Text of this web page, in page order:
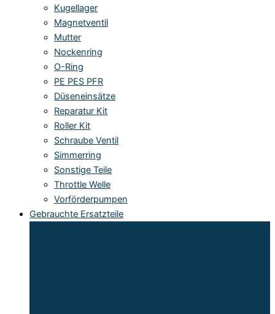
Kugellager
Magnetventil
Mutter
Nockenring
O-Ring
PE PES PFR
Düseneinsätze
Reparatur Kit
Roller Kit
Schraube Ventil
Simmerring
Sonstige Teile
Throttle Welle
Vorförderpumpen
Gebrauchte Ersatzteile